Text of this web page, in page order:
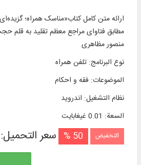
ارائه متن کامل کتاب«مناسک همراه؛
مطابق فتاوای مراجع معظم تقلید به قلم
منصور مظاهری
نوع البرنامج:تلفن همراه
الموضوعات: فقه و احکام
نظام التشغیل: اندروید
السعة: 0.01 غيغابايت
التخفيض 50 % سعر التحميل: